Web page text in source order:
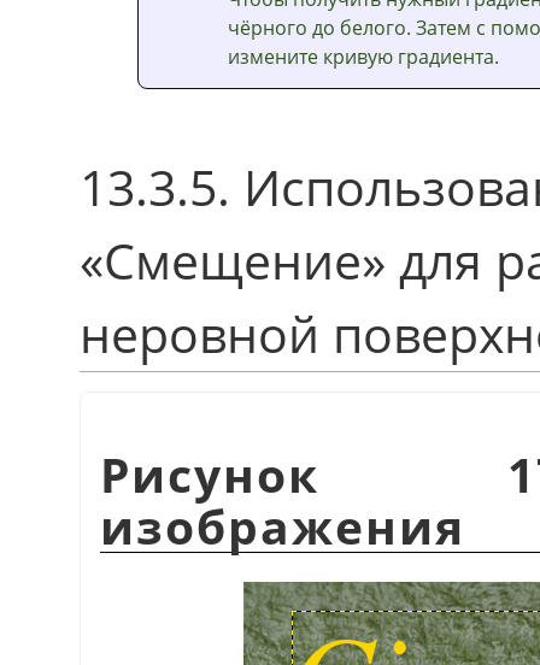
чёрного до белого. Затем с
измените кривую градиента.
13.3.5.
«Смещение» для
неровной
Рисунок
изображения